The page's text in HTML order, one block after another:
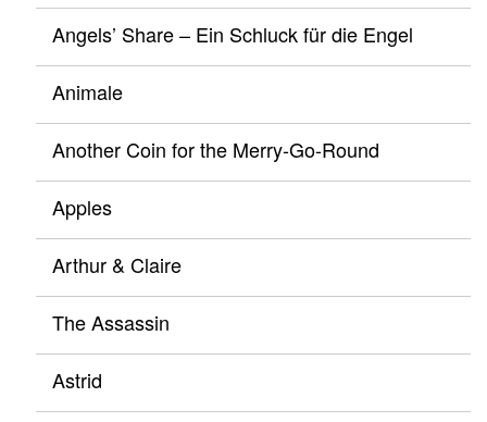
Angels’ Share – Ein Schluck für die Engel
Animale
Another Coin for the Merry-Go-Round
Apples
Arthur & Claire
The Assassin
Astrid